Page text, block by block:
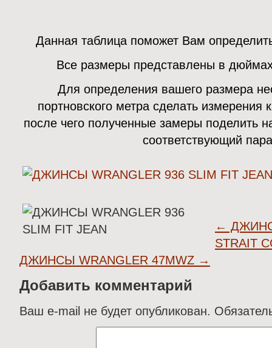
Данная таблица поможет Вам
Все размеры представлены в
Для определения вашего размера
портновского метра сделать измерения
после чего полученные замеры поделить
соответствующий
←
STRAIT
ДЖИНСЫ WRANGLER 47MWZ →
Добавить комментарий
Ваш e-mail не будет опубликован.